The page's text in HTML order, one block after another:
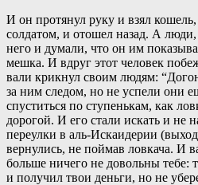
И он протянул руку и взял
солдатом, и отошел назад. А
него и думали, что он им
мешка. И вдруг этот человек
вали крикнул своим людям:
за ним следом, но не успели они
спуститься по ступенькам, как
дорогой. И его стали искать и не
переулки в аль-Искаидерии
вернулись, не поймав ловкача. И
больше ничего не довольны тебе:
и получил твои деньги, но не